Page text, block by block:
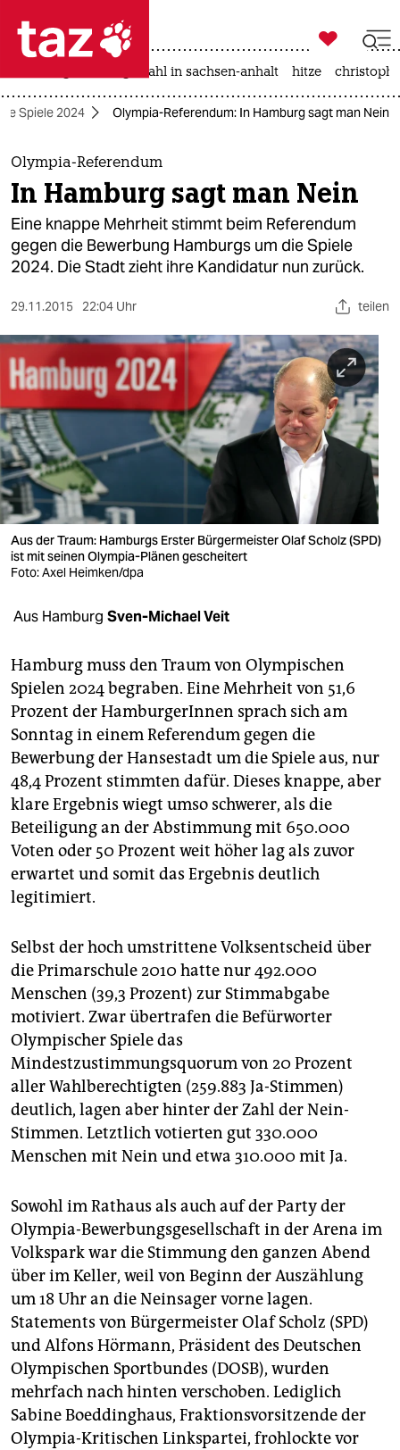
 taz zahl ich
taz zahl ich
themen
politik
öko
sport
berlin
nord
wahrheit
verlag
verlag
shop
fragen & hilfe
unterstützen
abo
genossenschaft
epaper login

taz zahl ich
landtagswahl in sachsen-anhalt hitze
Spiele 2024 Olympia-Referendum: In Hamburg sagt man Nein
Olympia-Referendum
In Hamburg sagt man Nein
Eine knappe Mehrheit stimmt beim Referendum
gegen die Bewerbung Hamburgs um die Spiele
2024. Die Stadt zieht ihre Kandidatur nun zurück.
29.11.2015 22:04 Uhr teilen
Aus der Traum: Hamburgs Erster Bürgermeister Olaf Scholz (SPD)
ist mit seinen Olympia-Plänen gescheitert
Foto: Axel Heimken/dpa
Aus Hamburg Sven-Michael Veit
Hamburg muss den Traum von Olympischen
Spielen 2024 begraben. Eine Mehrheit von 51,6
Prozent der HamburgerInnen sprach sich am
Sonntag in einem Referendum gegen die
Bewerbung der Hansestadt um die Spiele aus, nur
48,4 Prozent stimmten dafür. Dieses knappe, aber
klare Ergebnis wiegt umso schwerer, als die
Beteiligung an der Abstimmung mit 650.000
Voten oder 50 Prozent weit höher lag als zuvor
erwartet und somit das Ergebnis deutlich
legitimiert.
Selbst der hoch umstrittene Volksentscheid über
die Primarschule 2010 hatte nur 492.000
Menschen (39,3 Prozent) zur Stimmabgabe
motiviert. Zwar übertrafen die Befürworter
Olympischer Spiele das
Mindestzustimmungsquorum von 20 Prozent
aller Wahlberechtigten (259.883 Ja-Stimmen)
deutlich, lagen aber hinter der Zahl der Nein-
Stimmen. Letztlich votierten gut 330.000
Menschen mit Nein und etwa 310.000 mit Ja.
Sowohl im Rathaus als auch auf der Party der
Olympia-Bewerbungsgesellschaft in der Arena im
Volkspark war die Stimmung den ganzen Abend
über im Keller, weil von Beginn der Auszählung
um 18 Uhr an die Neinsager vorne lagen.
Statements von Bürgermeister Olaf Scholz (SPD)
und Alfons Hörmann, Präsident des Deutschen
Olympischen Sportbundes (DOSB), wurden
mehrfach nach hinten verschoben. Lediglich
Sabine Boeddinghaus, Fraktionsvorsitzende der
Olympia-Kritischen Linkspartei, frohlockte vor